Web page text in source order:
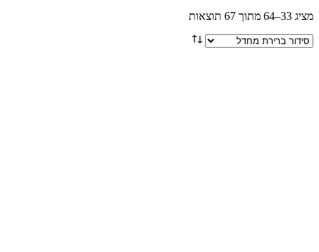
מציג 33–64 מתוך 67 תוצאות